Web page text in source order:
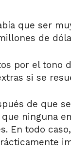
que ser
de
por el tono
si se
de que
ninguna
En todo